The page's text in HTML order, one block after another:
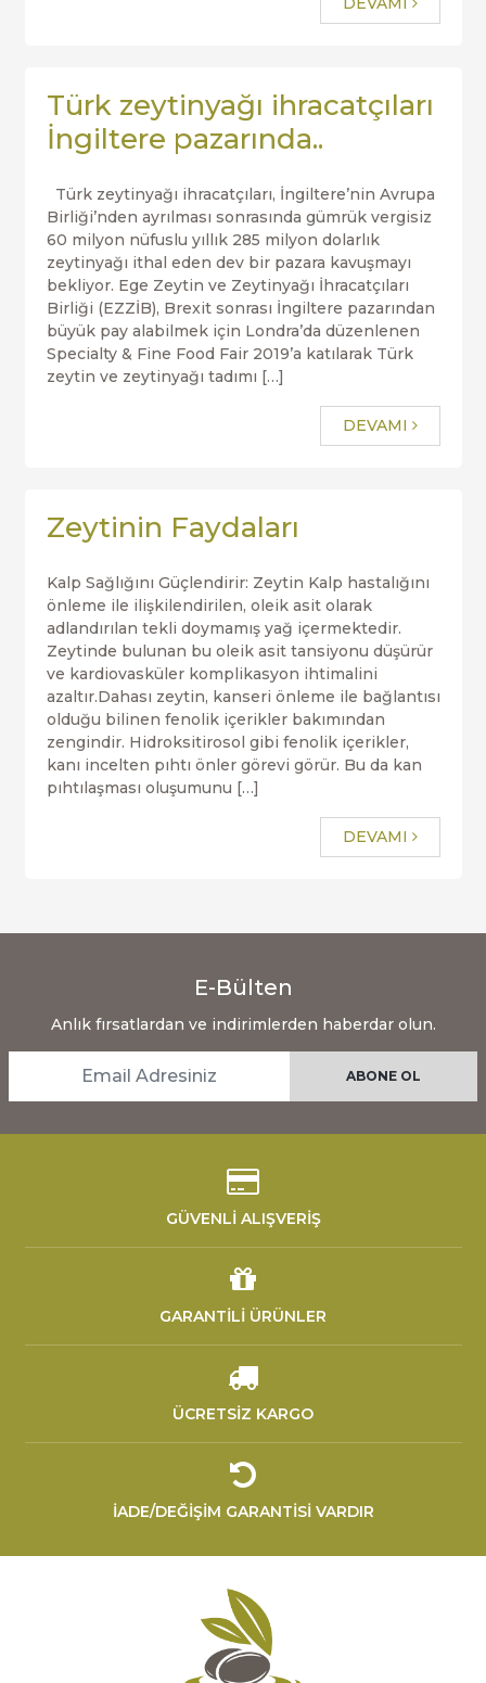
Türk zeytinyağı ihracatçıları
İngiltere pazarında..
Türk zeytinyağı ihracatçıları, İngiltere’nin Avrupa
Birliği’nden ayrılması sonrasında gümrük vergisiz
60 milyon nüfuslu yıllık 285 milyon dolarlık
zeytinyağı ithal eden dev bir pazara kavuşmayı
bekliyor. Ege Zeytin ve Zeytinyağı İhracatçıları
Birliği (EZZİB), Brexit sonrası İngiltere pazarından
büyük pay alabilmek için Londra’da düzenlenen
Specialty & Fine Food Fair 2019’a katılarak Türk
zeytin ve zeytinyağı tadımı […]
DEVAMI
Zeytinin Faydaları
Kalp Sağlığını Güçlendirir: Zeytin Kalp hastalığını
önleme ile ilişkilendirilen, oleik asit olarak
adlandırılan tekli doymamış yağ içermektedir.
Zeytinde bulunan bu oleik asit tansiyonu düşürür
ve kardiovasküler komplikasyon ihtimalini
azaltır.Dahası zeytin, kanseri önleme ile bağlantısı
olduğu bilinen fenolik içerikler bakımından
zengindir. Hidroksitirosol gibi fenolik içerikler,
kanı incelten pıhtı önler görevi görür. Bu da kan
pıhtılaşması oluşumunu […]
DEVAMI
E-Bülten
Anlık fırsatlardan ve indirimlerden haberdar olun.
GÜVENLİ ALIŞVERİŞ
GARANTİLİ ÜRÜNLER
ÜCRETSİZ KARGO
İADE/DEĞİŞİM GARANTİSİ VARDIR